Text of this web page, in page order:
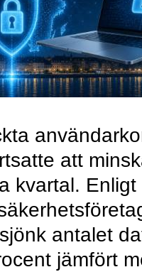
att
kvartal. Enligt
antalet
jämfört